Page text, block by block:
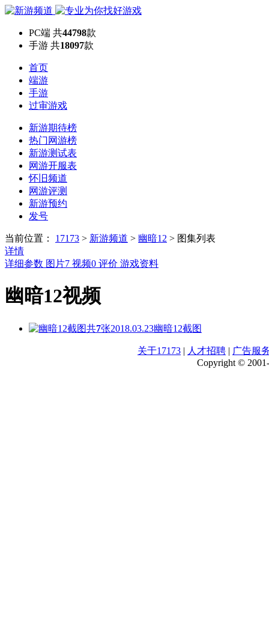
PC端 共44798款
手游 共18097款
首页
端游
手游
过审游戏
新游期待榜
热门网游榜
新游测试表
网游开服表
怀旧频道
网游评测
新游预约
发号
当前位置： 17173 > 新游频道 > 幽暗12 > 图集列表
详情
详细参数 图片7 视频0 评价 游戏资料
幽暗12视频
共7张2018.03.23幽暗12截图
关于17173 | 人才招聘 | 广告服
Copyright ©